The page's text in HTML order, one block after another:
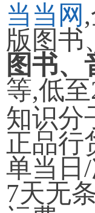
当当网 ,
版图书
图书
等,低至
知识分
正品行
单当日 /
7天无